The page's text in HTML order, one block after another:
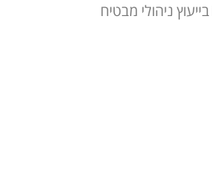
ב-Ergo אנחנו לא רק מטמיעים טכנולוגיה – אנחנו מעצבים מצוינות תפעולית. השילוב בין פלטפורמת Celonis לבין 40 שנות הניסיון של Ergo בייעוץ ניהולי מבטיח